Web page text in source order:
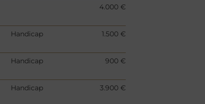
4.000 €
Handicap
1.500 €
Handicap
900 €
Handicap
3.900 €